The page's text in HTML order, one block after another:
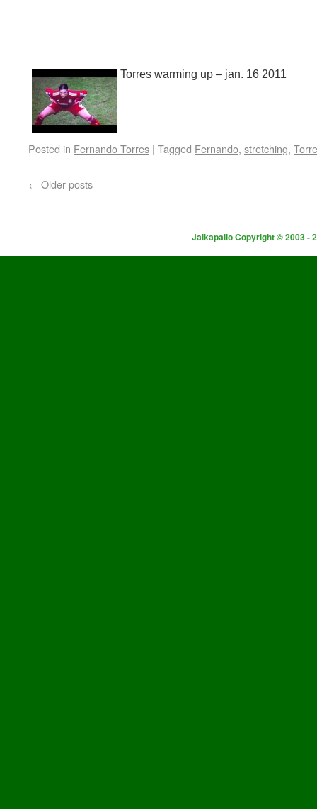
Torres warming up – jan. 16 2011
Posted in Fernando Torres | Tagged Fernando, stretching,
← Older posts
Jalkapallo Copyright © 2003 -